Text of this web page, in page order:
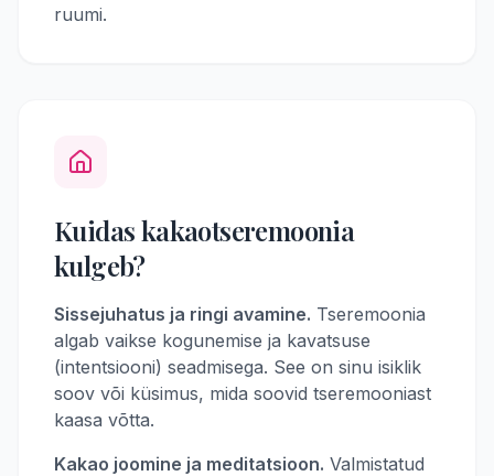
ruumi.
Kuidas kakaotseremoonia
kulgeb?
Sissejuhatus ja ringi avamine. Tseremoonia
algab vaikse kogunemise ja kavatsuse
(intentsiooni) seadmisega. See on sinu isiklik
soov või küsimus, mida soovid tseremooniast
kaasa võtta.
Kakao joomine ja meditatsioon. Valmistatud